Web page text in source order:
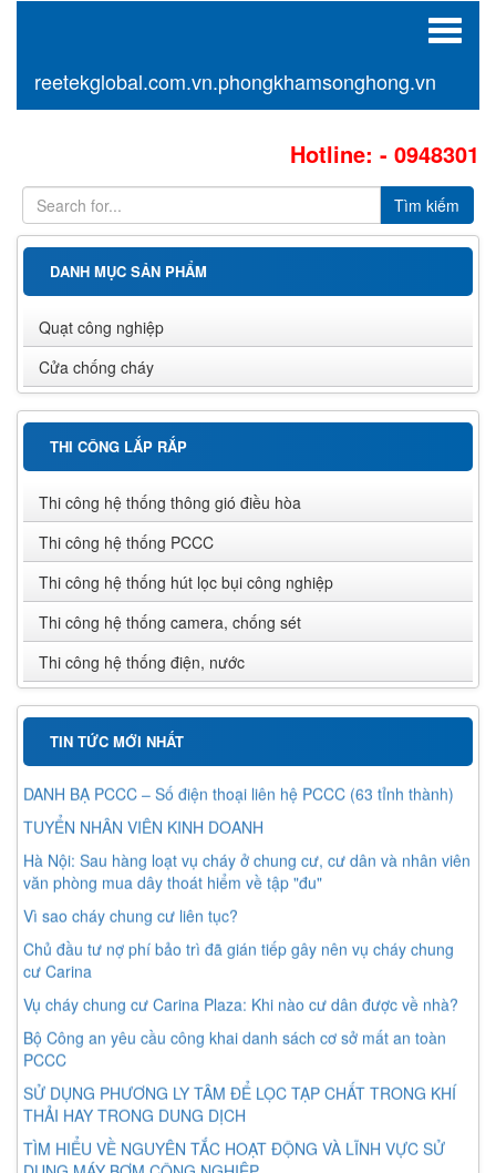
Toggle
reetekglobal.com.vn.phongkhamsonghong.vn
Hotline: - 0948301299
DANH MỤC SẢN PHẨM
Quạt công nghiệp
Cửa chống cháy
THI CÔNG LẮP RẮP
Thi công hệ thống thông gió điều hòa
Thi công hệ thống PCCC
Thi công hệ thống hút lọc bụi công nghiệp
Thi công hệ thống camera, chống sét
Thi công hệ thống điện, nước
TIN TỨC MỚI NHẤT
DANH BẠ PCCC – Số điện thoại liên hệ PCCC (63 tỉnh thành)
TUYỂN NHÂN VIÊN KINH DOANH
Hà Nội: Sau hàng loạt vụ cháy ở chung cư, cư dân và nhân viên
văn phòng mua dây thoát hiểm về tập "đu"
Vì sao cháy chung cư liên tục?
Chủ đầu tư nợ phí bảo trì đã gián tiếp gây nên vụ cháy chung
cư Carina
Vụ cháy chung cư Carina Plaza: Khi nào cư dân được về nhà?
Bộ Công an yêu cầu công khai danh sách cơ sở mất an toàn
PCCC
SỬ DỤNG PHƯƠNG LY TÂM ĐỂ LỌC TẠP CHẤT TRONG KHÍ
THẢI HAY TRONG DUNG DỊCH
TÌM HIỂU VỀ NGUYÊN TẮC HOẠT ĐỘNG VÀ LĨNH VỰC SỬ